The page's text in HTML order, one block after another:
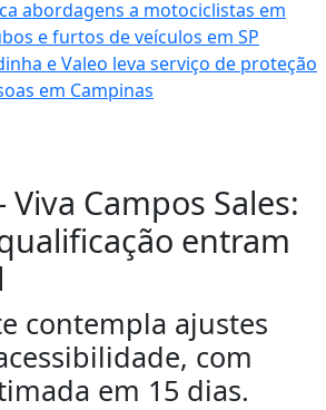
abordagens a motociclistas em
e furtos de veículos em SP
e Valeo leva serviço de proteção
em Campinas
Viva Campos Sales:
entram
contempla ajustes
com
em 15 dias.